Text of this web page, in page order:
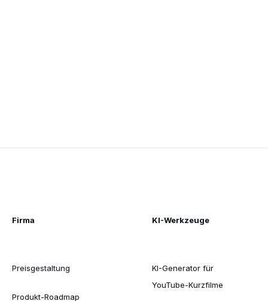
Firma
Preisgestaltung
Produkt-Roadmap
KI-Werkzeuge
KI-Generator für
YouTube-Kurzfilme